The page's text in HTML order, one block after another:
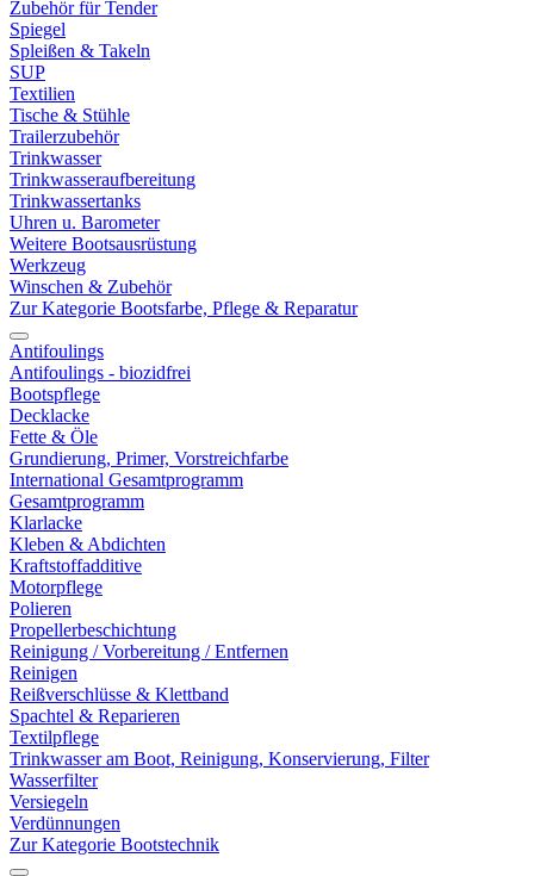
Zubehör für Tender
Spiegel
Spleißen & Takeln
SUP
Textilien
Tische & Stühle
Trailerzubehör
Trinkwasser
Trinkwasseraufbereitung
Trinkwassertanks
Uhren u. Barometer
Weitere Bootsausrüstung
Werkzeug
Winschen & Zubehör
Zur Kategorie Bootsfarbe, Pflege & Reparatur
Antifoulings
Antifoulings - biozidfrei
Bootspflege
Decklacke
Fette & Öle
Grundierung, Primer, Vorstreichfarbe
International Gesamtprogramm
Gesamtprogramm
Klarlacke
Kleben & Abdichten
Kraftstoffadditive
Motorpflege
Polieren
Propellerbeschichtung
Reinigung / Vorbereitung / Entfernen
Reinigen
Reißverschlüsse & Klettband
Spachtel & Reparieren
Textilpflege
Trinkwasser am Boot, Reinigung, Konservierung, Filter
Wasserfilter
Versiegeln
Verdünnungen
Zur Kategorie Bootstechnik